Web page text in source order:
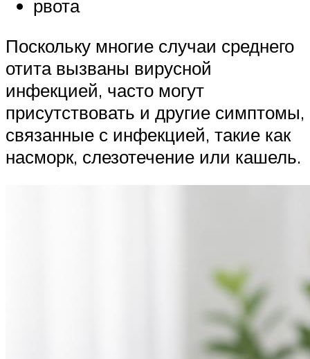
рвота
Поскольку многие случаи среднего
отита вызваны вирусной
инфекцией, часто могут
присутствовать и другие симптомы,
связанные с инфекцией, такие как
насморк, слезотечение или кашель.